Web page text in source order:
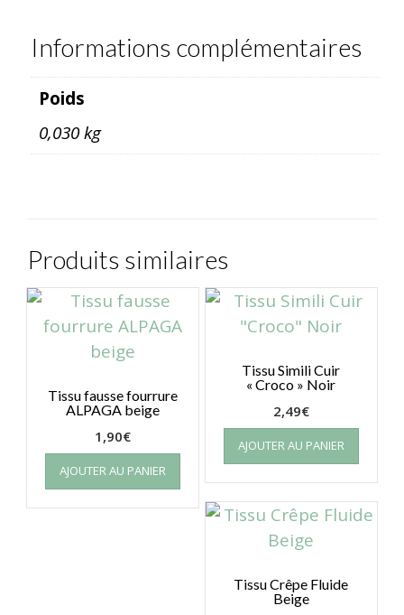
Informations complémentaires
Poids
0,030 kg
Produits similaires
Tissu fausse fourrure
ALPAGA beige
1,90€
AJOUTER AU PANIER
Tissu Simili Cuir
« Croco » Noir
2,49€
AJOUTER AU PANIER
Tissu Crêpe Fluide
Beige